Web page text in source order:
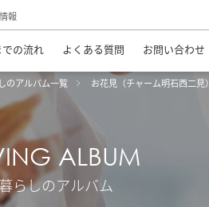
報
の流れ よくある質問 お問い合わせ
のアルバム一覧 お花見（チャーム明石西二見）
ALBUM
らしのアルバム